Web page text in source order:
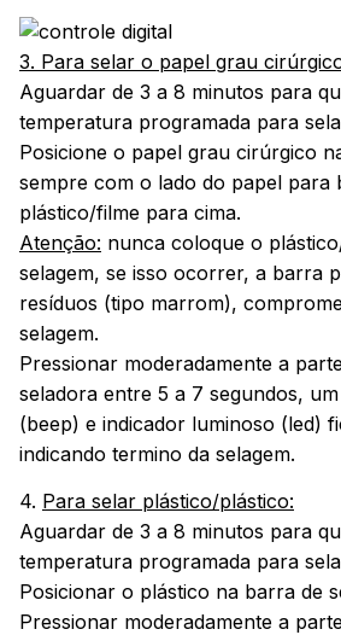
3. Para selar o papel grau
Aguardar de 3 a 8 minutos para
temperatura programada para
Posicione o papel grau cirúrgico
sempre com o lado do papel para
plástico/filme para cima.
Atenção: nunca coloque o
selagem, se isso ocorrer, a barra
resíduos (tipo marrom),
selagem.
Pressionar moderadamente a
seladora entre 5 a 7 segundos,
(beep) e indicador luminoso (led)
indicando termino da selagem.
4. Para selar plástico/plástico:
Aguardar de 3 a 8 minutos para
temperatura programada para
Posicionar o plástico na barra de
Pressionar moderadamente a